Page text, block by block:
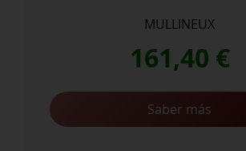
MULLINEUX
161,40 €
Saber más